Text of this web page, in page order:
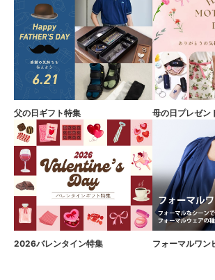
父の日ギフト特集 母の日プレゼン
2026バレンタイン特集 フォーマルワン